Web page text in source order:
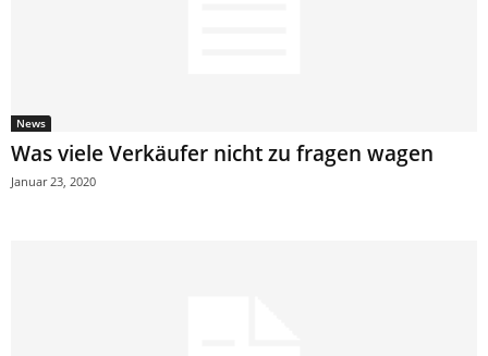
News
Was viele Verkäufer nicht zu fragen wagen
Januar 23, 2020